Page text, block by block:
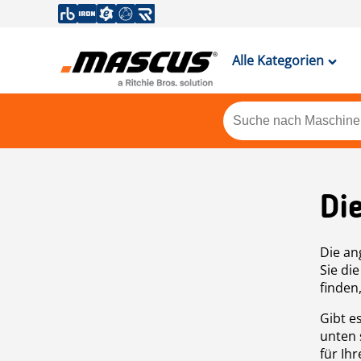
Alle Kategorien
Die
Sie
Gibt
unten
für